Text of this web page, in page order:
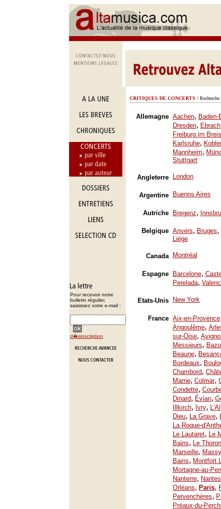
Pour recevoir notre
bulletin régulier,
saisissez votre e-mail :
d�sinscription
CRITIQUES DE CONCERTS /
Allemagne Aachen, Baden-
Dresden, Ebrach
Freiburg im
Karlsruhe,
Mannheim,
Stuttgart
Angleterre London
Argentine Buenos Aires
Autriche Bregenz,
Belgique Anvers, Bruges,
Liège
Canada Montréal
Espagne Barcelone,
Perelada,
Etats-Unis New York
France Aix-en-Provence
Angoulême,
sur-Oise,
Messieurs,
Beaune,
Bordeaux,
Chambord,
Marne, Colmar,
Condette,
Dinard, Évian,
Illkirch, Ivry,
Dieu, La Grave,
La Roque-
Le Lautaret, Le
Bains, Le
Marseille, Massy
Bains, Montfort
Mortagne-au-
Nanterre, Nantes
Orléans, Paris,
Pervenchères,
Préaux-du-